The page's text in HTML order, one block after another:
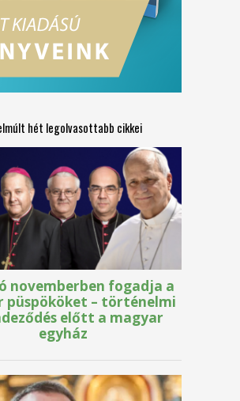
hét legolvasottabb cikkei